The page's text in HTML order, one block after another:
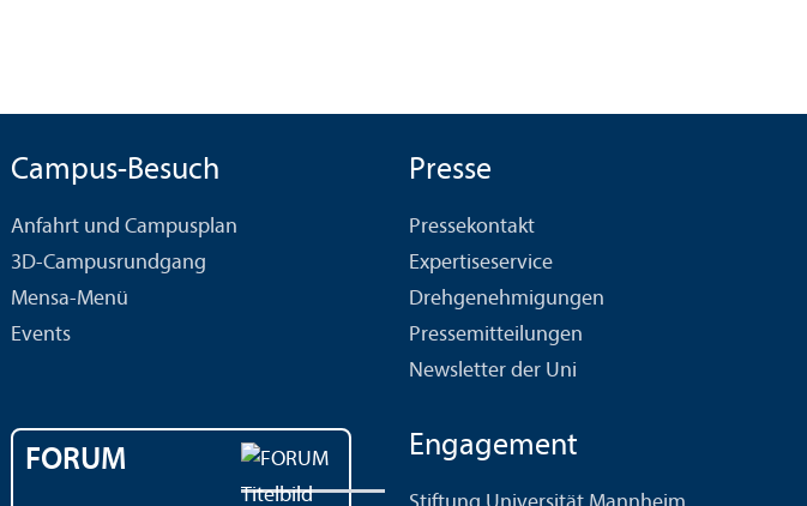
Campus-Besuch
Anfahrt und Campusplan
3D-Campusrundgang
Mensa-Menü
Events
Presse
Pressekontakt
Expertiseservice
Drehgenehmigungen
Pressemitteilungen
Newsletter der Uni
FORUM Engagement